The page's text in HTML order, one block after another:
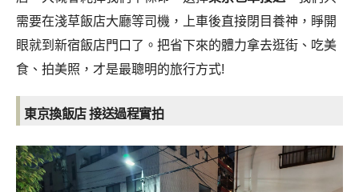
需要在淺草飯店大廳等司機，上車後直接閉目養神，睜開
眼就到新宿飯店門口了。把省下來的體力拿去逛街、吃美
食、拍美照，才是最聰明的旅行方式!
東京換飯店 接送過程實拍